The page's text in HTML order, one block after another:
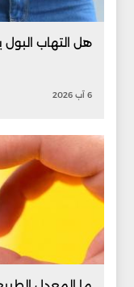
هل التهاب
6 آب 2026